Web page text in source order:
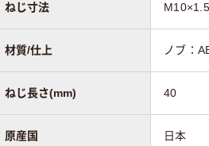
ねじ寸法
材質/仕上 ノブ：
ねじ長さ(mm) 40
原産国 日本